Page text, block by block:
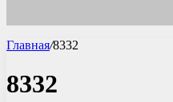
Главная/8332
8332